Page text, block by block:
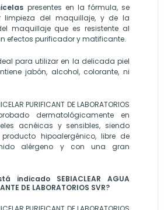
presentes en la fórmula, se
limpieza del maquillaje, y de la
maquillaje que es resistente al
efectos purificador y matificante.
para utilizar en la delicada piel
jabón, alcohol, colorante, ni
PURIFICANT DE LABORATORIOS
dermatológicamente en
acnéicas y sensibles, siendo
hipoalergénico, libre de
alérgeno y con una gran
indicado SEBIACLEAR AGUA
DE LABORATORIOS SVR?